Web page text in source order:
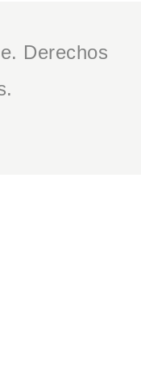
Derechos